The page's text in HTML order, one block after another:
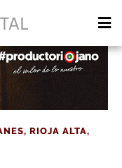
, RIOJA ALTA,